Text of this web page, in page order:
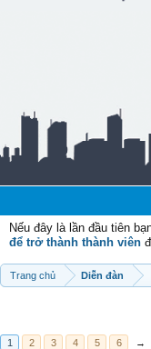
Nếu đây là lần đầu tiên
để trở thành thành viên
Trang chủ Diễn đàn
1 2 3 4 5 6 →